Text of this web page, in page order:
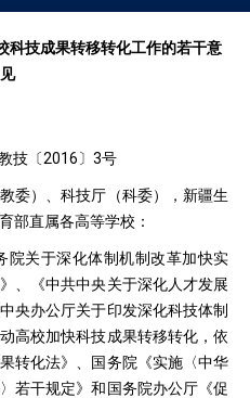
科技成果转移转化工作的若干意
见
〕3号
委）、科技厅（科委），新疆生
部直属各高等学校：
院关于深化体制机制改革加快实
、《中共中央关于深化人才发展
央办公厅关于印发深化科技体制
高校加快科技成果转移转化，依
转化法》、国务院《实施〈中华
若干规定》和国务院办公厅《促